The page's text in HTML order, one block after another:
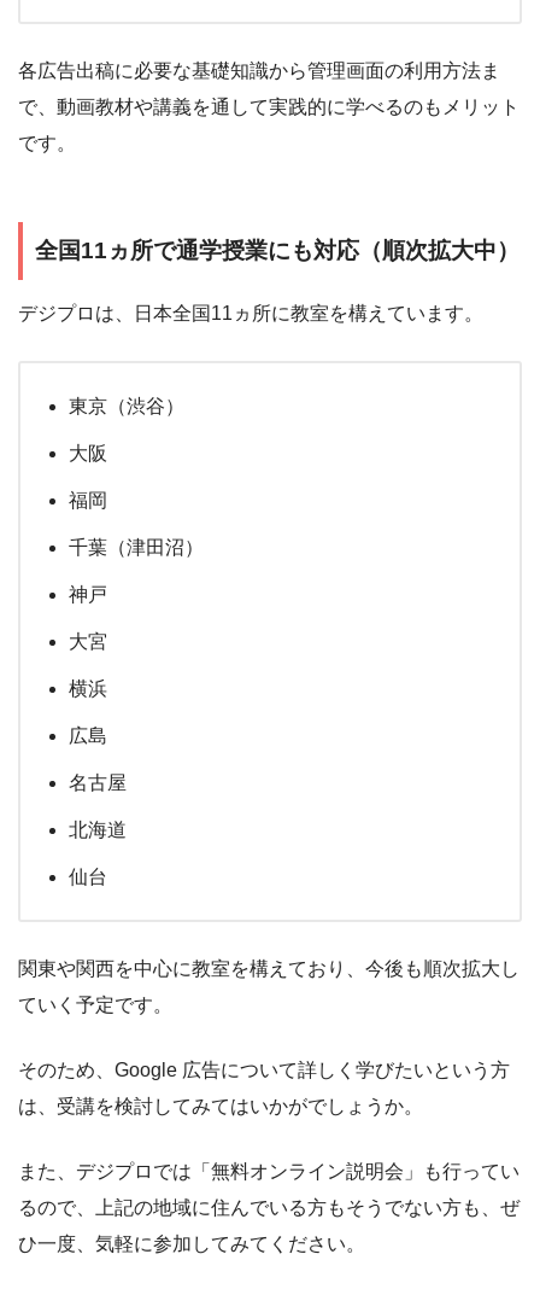
各広告出稿に必要な基礎知識から管理画面の利用方法ま
で、動画教材や講義を通して実践的に学べるのもメリット
です。
全国11ヵ所で通学授業にも対応（順次拡大中）
デジプロは、日本全国11ヵ所に教室を構えています。
東京（渋谷）
大阪
福岡
千葉（津田沼）
神戸
大宮
横浜
広島
名古屋
北海道
仙台
関東や関西を中心に教室を構えており、今後も順次拡大し
ていく予定です。
そのため、Google 広告について詳しく学びたいという方
は、受講を検討してみてはいかがでしょうか。
また、デジプロでは「無料オンライン説明会」も行ってい
るので、上記の地域に住んでいる方もそうでない方も、ぜ
ひ一度、気軽に参加してみてください。